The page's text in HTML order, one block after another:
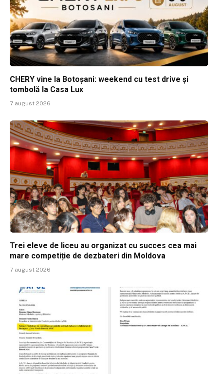
CHERY vine la Botoșani: weekend cu test drive și
tombolă la Casa Lux
7 august 2026
Trei eleve de liceu au organizat cu succes cea mai
mare competiție de dezbateri din Moldova
7 august 2026